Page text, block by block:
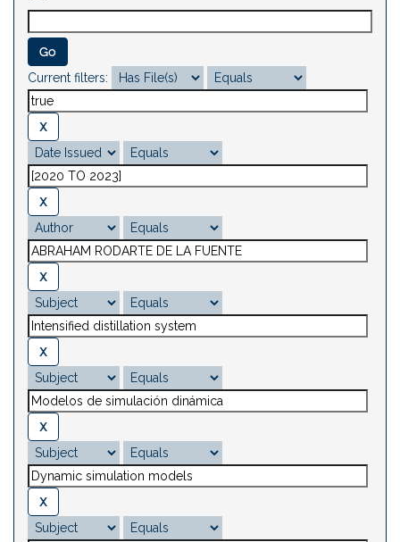
Current filters: